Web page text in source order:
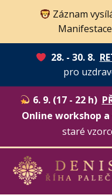
Záznam
28. - 30. 8.
pro
6. 9. (17 - 22 h)
Online workshop
staré